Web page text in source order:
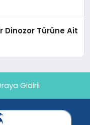
Dinozor Türüne Ait
Gidiril